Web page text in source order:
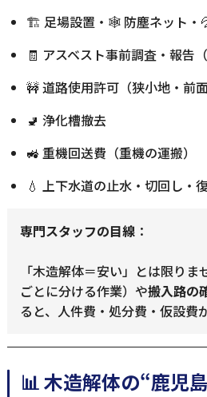
🏗 足場設置・🕸 防塵ネット・
🧾 アスベスト事前調査・報告（
🚧 道路使用許可（狭小地・前
🚽 浄化槽撤去
🚜 重機回送費（重機の運搬）
💧 上下水道の止水・切回し・
専門スタッフの目線：
「木造解体＝安い」とは限りま
ごとに分ける作業）や搬入路の
ると、人件費・処分費・仮設費
📊 木造解体の“鹿児